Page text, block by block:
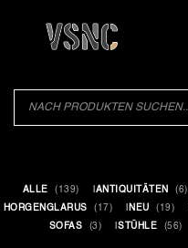
Products
search
ALLE (139) ANTIQUITÄTEN (6)
HORGENGLARUS
(17) NEU (19)
SOFAS
(3) STÜHLE (56)